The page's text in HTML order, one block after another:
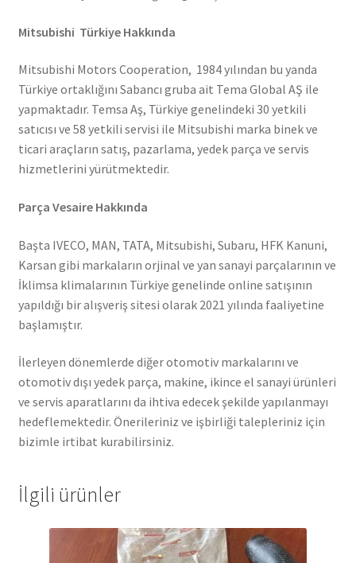
Mitsubishi Türkiye Hakkında
Mitsubishi Motors Cooperation, 1984 yılından bu yanda
Türkiye ortaklığını Sabancı gruba ait Tema Global AŞ ile
yapmaktadır. Temsa Aş, Türkiye genelindeki 30 yetkili
satıcısı ve 58 yetkili servisi ile Mitsubishi marka binek ve
ticari araçların satış, pazarlama, yedek parça ve servis
hizmetlerini yürütmektedir.
Parça Vesaire Hakkında
Başta IVECO, MAN, TATA, Mitsubishi, Subaru, HFK Kanuni,
Karsan gibi markaların orjinal ve yan sanayi parçalarının ve
İklimsa klimalarının Türkiye genelinde online satışının
yapıldığı bir alışveriş sitesi olarak 2021 yılında faaliyetine
başlamıştır.
İlerleyen dönemlerde diğer otomotiv markalarını ve
otomotiv dışı yedek parça, makine, ikince el sanayi ürünleri
ve servis aparatlarını da ihtiva edecek şekilde yapılanmayı
hedeflemektedir. Önerileriniz ve işbirliği talepleriniz için
bizimle irtibat kurabilirsiniz.
İlgili ürünler